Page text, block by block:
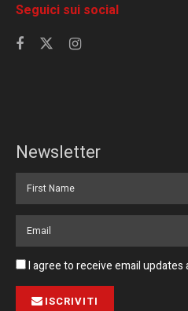
Seguici sui social
Newsletter
I agree to receive email updates
ISCRIVITI